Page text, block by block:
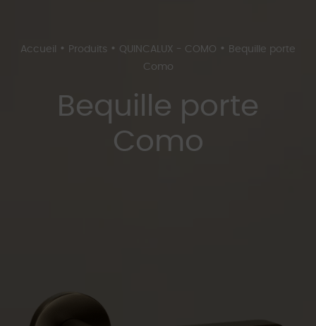
Accueil • Produits • QUINCALUX - COMO •
Bequille porte
Como
Bequille porte
Como